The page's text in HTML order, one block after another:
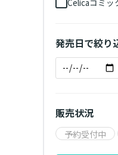
発売日で絞り
販売状況
予約受付中